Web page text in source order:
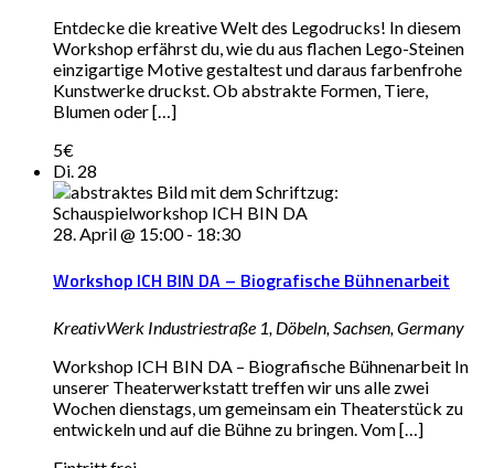
Entdecke die kreative Welt des Legodrucks! In diesem
Workshop erfährst du, wie du aus flachen Lego-Steinen
einzigartige Motive gestaltest und daraus farbenfrohe
Kunstwerke druckst. Ob abstrakte Formen, Tiere,
Blumen oder […]
5€
Di. 28
28. April @ 15:00- 18:30
Workshop ICH BIN DA – Biografische Bühnenarbeit
KreativWerk Industriestraße 1, Döbeln, Sachsen, Germany
Workshop ICH BIN DA – Biografische Bühnenarbeit In
unserer Theaterwerkstatt treffen wir uns alle zwei
Wochen dienstags, um gemeinsam ein Theaterstück zu
entwickeln und auf die Bühne zu bringen. Vom […]